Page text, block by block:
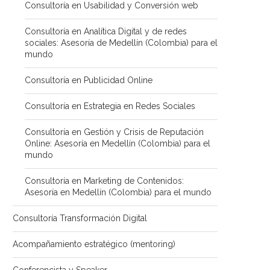
Consultoría en Usabilidad y Conversión web
Consultoría en Analítica Digital y de redes
sociales: Asesoría de Medellín (Colombia) para el
mundo
Consultoría en Publicidad Online
Consultoría en Estrategia en Redes Sociales
Consultoría en Gestión y Crisis de Reputación
Online: Asesoría en Medellín (Colombia) para el
mundo
Consultoría en Marketing de Contenidos:
Asesoría en Medellín (Colombia) para el mundo
Consultoría Transformación Digital
Acompañamiento estratégico (mentoring)